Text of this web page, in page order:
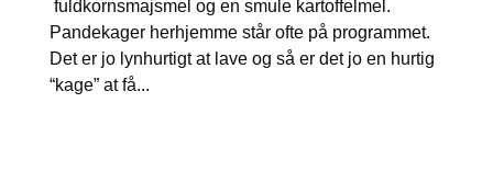
fuldkornsmajsmel og en smule kartoffelmel.
Pandekager herhjemme står ofte på programmet.
Det er jo lynhurtigt at lave og så er det jo en hurtig
“kage” at få...